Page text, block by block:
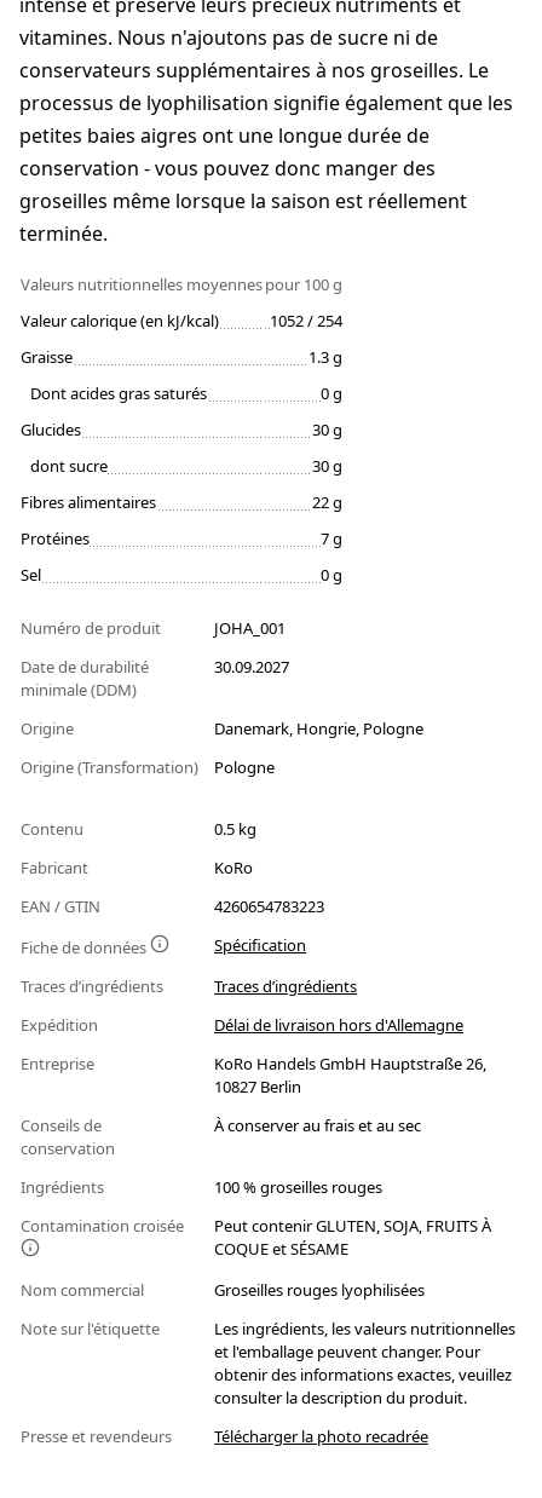
vitamines. Nous n'ajoutons pas de sucre ni de
conservateurs supplémentaires à nos groseilles. Le
processus de lyophilisation signifie également que les
petites baies aigres ont une longue durée de
conservation - vous pouvez donc manger des
groseilles même lorsque la saison est réellement
terminée.
Valeurs nutritionnelles moyennespour 100 g
Valeur calorique (en kJ/kcal)
1052 / 254
Graisse
1.3 g
Dont acides gras saturés
0 g
Glucides
30 g
dont sucre
30 g
Fibres alimentaires
22 g
Protéines
7 g
Sel
0 g
Numéro de produit
JOHA_001
Date de durabilité
minimale (DDM)
30.09.2027
Origine
Danemark, Hongrie, Pologne
Origine (Transformation)
Pologne
Contenu
0.5 kg
Fabricant
KoRo
EAN / GTIN
4260654783223
Fiche de données
Spécification
Traces d’ingrédients
Traces d’ingrédients
Expédition
Délai de livraison hors d'Allemagne
Entreprise
KoRo Handels GmbH Hauptstraße 26,
10827 Berlin
Conseils de
conservation
À conserver au frais et au sec
Ingrédients
100 % groseilles rouges
Contamination croisée
Peut contenir GLUTEN, SOJA, FRUITS À
COQUE et SÉSAME
Nom commercial
Groseilles rouges lyophilisées
Note sur l'étiquette
Les ingrédients, les valeurs nutritionnelles
et l'emballage peuvent changer. Pour
obtenir des informations exactes, veuillez
consulter la description du produit.
Presse et revendeurs
Télécharger la photo recadrée